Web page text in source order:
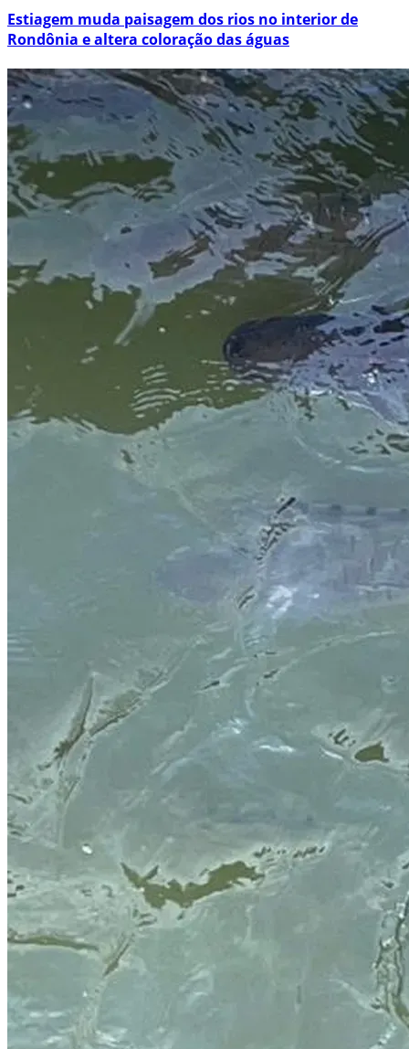
Estiagem muda paisagem dos rios no interior de
Rondônia e altera coloração das águas